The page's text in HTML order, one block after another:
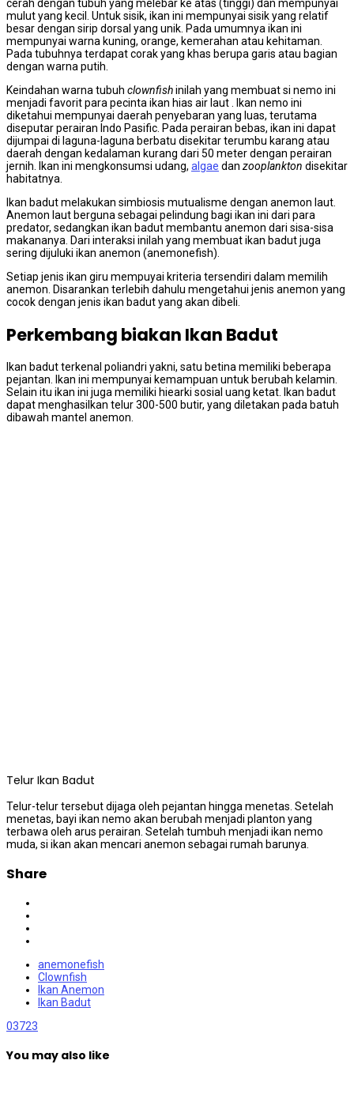
cerah dengan tubuh yang melebar ke atas (tinggi) dan mempunyai
mulut yang kecil. Untuk sisik, ikan ini mempunyai sisik yang relatif
besar dengan sirip dorsal yang unik. Pada umumnya ikan ini
mempunyai warna kuning, orange, kemerahan atau kehitaman.
Pada tubuhnya terdapat corak yang khas berupa garis atau bagian
dengan warna putih.
Keindahan warna tubuh clownfishinilah yang membuat si nemo ini
menjadi favorit para pecinta ikan hias air laut . Ikan nemo ini
diketahui mempunyai daerah penyebaran yang luas, terutama
diseputar perairan Indo Pasific. Pada perairan bebas, ikan ini dapat
dijumpai di laguna-laguna berbatu disekitar terumbu karang atau
daerah dengan kedalaman kurang dari 50 meter dengan perairan
jernih. Ikan ini mengkonsumsi udang, algae dan zooplankton disekitar
habitatnya.
Ikan badut melakukan simbiosis mutualisme dengan anemon laut.
Anemon laut berguna sebagai pelindung bagi ikan ini dari para
predator, sedangkan ikan badut membantu anemon dari sisa-sisa
makananya. Dari interaksi inilah yang membuat ikan badut juga
sering dijuluki ikan anemon (anemonefish).
Setiap jenis ikan giru mempuyai kriteria tersendiri dalam memilih
anemon. Disarankan terlebih dahulu mengetahui jenis anemon yang
cocok dengan jenis ikan badut yang akan dibeli.
Perkembang biakan Ikan Badut
Ikan badut terkenal poliandri yakni, satu betina memiliki beberapa
pejantan. Ikan ini mempunyai kemampuan untuk berubah kelamin.
Selain itu ikan ini juga memiliki hiearki sosial uang ketat. Ikan badut
dapat menghasilkan telur 300-500 butir, yang diletakan pada batuh
dibawah mantel anemon.
Telur Ikan Badut
Telur-telur tersebut dijaga oleh pejantan hingga menetas. Setelah
menetas, bayi ikan nemo akan berubah menjadi planton yang
terbawa oleh arus perairan. Setelah tumbuh menjadi ikan nemo
muda, si ikan akan mencari anemon sebagai rumah barunya.
Share
anemonefish
Clownfish
Ikan Anemon
Ikan Badut
03723
You may also like